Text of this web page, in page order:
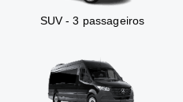
SUV - 3 passageiros